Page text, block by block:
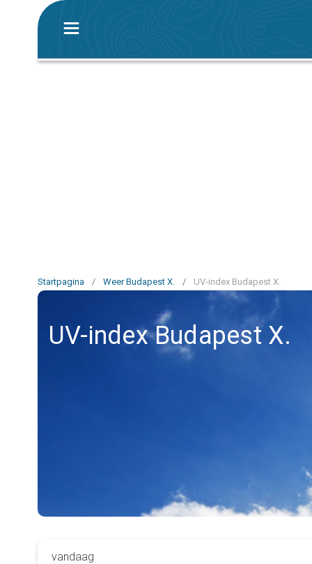
Startpagina / Weer Budapest X. / UV-index Budapest X.
UV-index Budapest X.
vandaag